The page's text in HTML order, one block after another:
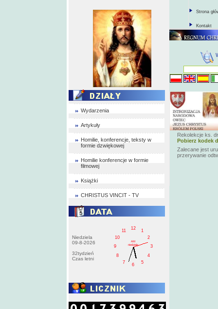
Wydarzenia
Artykuły
Homilie, konferencje, teksty w
formie dzwiękowej
Homilie konferencje w formie
filmowej
Książki
CHRISTUS VINCIT - TV
Niedziela
09-8-2026
32tydzień
Czas letni
1
2
3
4
5
6
7
8
9
10
11
12
AM
niedziela
Strona
Kontakt
Rekolekcje ks.
Pobierz kodek
Zalecane jest
przerywanie